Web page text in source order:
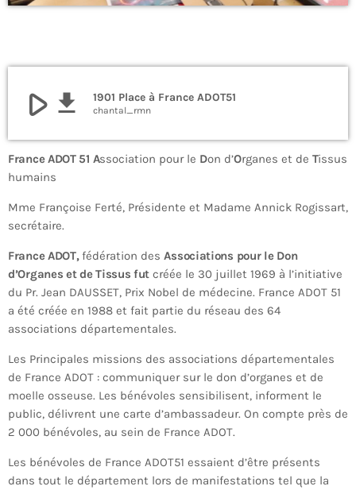
play_arrowfile_download 1901 Place à France ADOT51
chantal_rmn
France ADOT 51 Association pour le Don d’Organes et de Tissus
humains
Mme Françoise Ferté, Présidente et Madame Annick Rogissart,
secrétaire.
France ADOT,fédération desAssociations pour le Don
d’Organes et de Tissus fut créée le 30 juillet 1969 à l’initiative
du Pr. Jean DAUSSET, Prix Nobel de médecine. France ADOT 51
a été créée en 1988 et fait partie du réseau des 64
associations départementales.
Les Principales missions des associations départementales
de France ADOT : communiquer sur le don d’organes et de
moelle osseuse. Les bénévoles sensibilisent, informent le
public, délivrent une carte d’ambassadeur. On compte près de
2 000 bénévoles, au sein de France ADOT.
Les bénévoles de France ADOT51 essaient d’être présents
dans tout le département lors de manifestations tel que la